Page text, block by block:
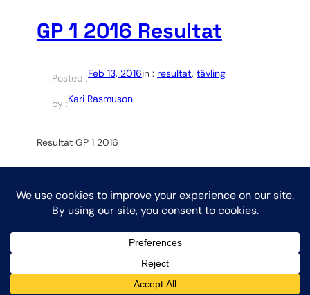
GP 1 2016 Resultat
Posted :Feb 13, 2016in : resultat, tävling
by :Kari Rasmuson
Resultat GP 1 2016
Search
Recent Posts
Prova på Laser Run i Stockholm